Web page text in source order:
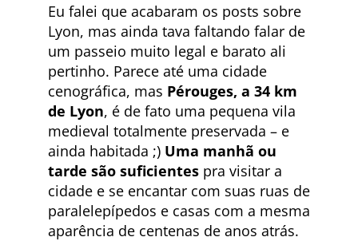
Eu falei que acabaram os posts sobre
Lyon, mas ainda tava faltando falar de
um passeio muito legal e barato ali
pertinho. Parece até uma cidade
cenográfica, mas Pérouges, a 34 km
de Lyon, é de fato uma pequena vila
medieval totalmente preservada – e
ainda habitada ;) Uma manhã ou
tarde são suficientes pra visitar a
cidade e se encantar com suas ruas de
paralelepípedos e casas com a mesma
aparência de centenas de anos atrás.